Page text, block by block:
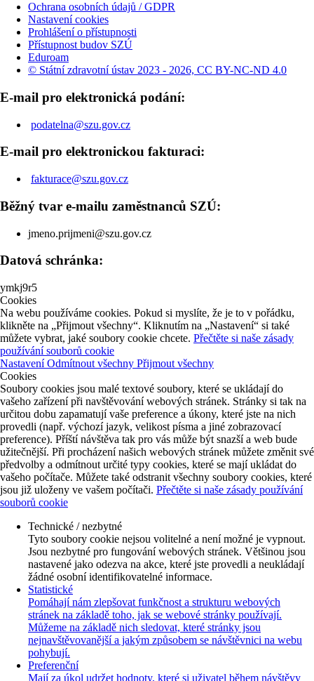
Ochrana osobních údajů / GDPR
Nastavení cookies
Prohlášení o přístupnosti
Přístupnost budov SZÚ
Eduroam
© Státní zdravotní ústav 2023 - 2026, CC BY-NC-ND 4.0
E-mail pro elektronická podání:
podatelna@szu.gov.cz
E-mail pro elektronickou fakturaci:
fakturace@szu.gov.cz
Běžný tvar e-mailu zaměstnanců SZÚ:
jmeno.prijmeni@szu.gov.cz
Datová schránka:
ymkj9r5
Cookies
Na webu používáme cookies. Pokud si myslíte, že je to v pořádku,
klikněte na „Přijmout všechny“. Kliknutím na „Nastavení“ si také
můžete vybrat, jaké soubory cookie chcete. Přečtěte si naše zásady
používání souborů cookie
NastaveníOdmítnout všechny Přijmout všechny
Cookies
Soubory cookies jsou malé textové soubory, které se ukládají do
vašeho zařízení při navštěvování webových stránek. Stránky si tak na
určitou dobu zapamatují vaše preference a úkony, které jste na nich
provedli (např. výchozí jazyk, velikost písma a jiné zobrazovací
preference). Příští návštěva tak pro vás může být snazší a web bude
užitečnější. Při procházení našich webových stránek můžete změnit své
předvolby a odmítnout určité typy cookies, které se mají ukládat do
vašeho počítače. Můžete také odstranit všechny soubory cookies, které
jsou již uloženy ve vašem počítači. Přečtěte si naše zásady používání
souborů cookie
Technické / nezbytné
Tyto soubory cookie nejsou volitelné a není možné je vypnout.
Jsou nezbytné pro fungování webových stránek. Většinou jsou
nastavené jako odezva na akce, které jste provedli a neukládají
žádné osobní identifikovatelné informace.
Statistické
Pomáhají nám zlepšovat funkčnost a strukturu webových
stránek na základě toho, jak se webové stránky používají.
Můžeme na základě nich sledovat, které stránky jsou
nejnavštěvovanější a jakým způsobem se návštěvnici na webu
pohybují.
Preferenční
Mají za úkol udržet hodnoty, které si uživatel během návštěvy